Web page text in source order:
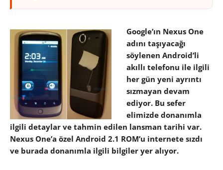
Google’ın Nexus One
adını taşıyacağı
söylenen Android’li
akıllı telefonu ile ilgili
her gün yeni ayrıntı
sızmayan devam
ediyor. Bu sefer
elimizde donanımla
ilgili detaylar ve tahmin edilen lansman tarihi var.
Nexus One’a özel Android 2.1 ROM’u internete sızdı
ve burada donanımla ilgili bilgiler yer alıyor.